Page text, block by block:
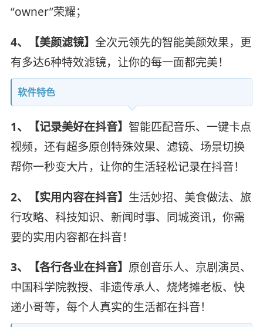
“owner”荣耀；
4、【美颜滤镜】 全次元领先的智能美颜效果，更
有多达6种特效滤镜，让你的每一面都完美！
软件特色
1、【记录美好在抖音】 智能匹配音乐、一键卡点
视频，还有超多原创特殊效果、滤镜、场景切换
帮你一秒变大片，让你的生活轻松记录在抖音！
2、【实用内容在抖音】 生活妙招、美食做法、旅
行攻略、科技知识、新闻时事、同城资讯，你需
要的实用内容都在抖音！
3、【各行各业在抖音】 原创音乐人、京剧演员、
中国科学院教授、非遗传承人、烧烤摊老板、快
递小哥等，每个人真实的生活都在抖音！